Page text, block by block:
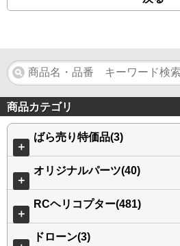
商品カテゴリ
＋
ばら売り特価品(3)
＋
オリジナルパーツ(40)
＋
RCヘリコプター(481)
ドローン(3)